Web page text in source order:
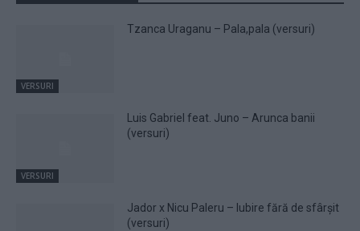
VERSURI
Tzanca Uraganu – Pala,pala (versuri)
VERSURI
Luis Gabriel feat. Juno – Arunca banii
(versuri)
Jador x Nicu Paleru – Iubire fără de sfârșit
(versuri)